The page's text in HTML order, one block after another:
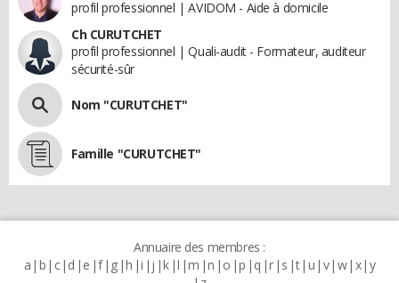
profil professionnel | AVIDOM - Aide à domicile
Ch CURUTCHET
profil professionnel | Quali-audit - Formateur, auditeur
sécurité-sûr
Nom "CURUTCHET"
Famille "CURUTCHET"
Annuaire des membres :
a b c d e f g h i j k l m n o p q r s t u v w x y